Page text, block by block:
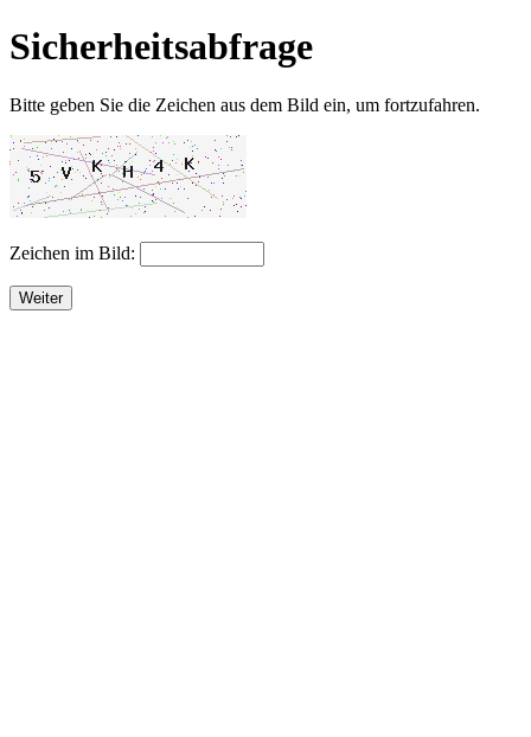
Sicherheitsabfrage
Bitte geben Sie die Zeichen aus dem Bild ein, um fortzufahren.
Zeichen im Bild:
Weiter